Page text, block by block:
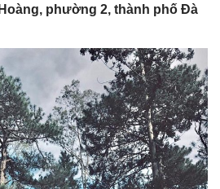
phường 2, thành phố Đà